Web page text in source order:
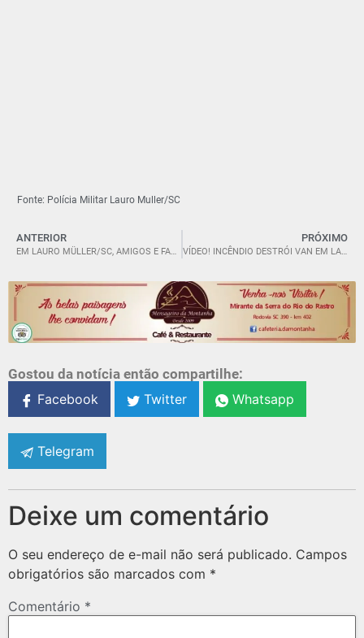
Fonte: Polícia Militar Lauro Muller/SC
ANTERIOR
EM LAURO MÜLLER/SC, AMIGOS E FAMILIARES SE DESPEDEM DE JOÃOZINHO DO ÔNIBUS.
PRÓXIMO
VÍDEO! INCÊNDIO DESTRÓI VAN EM LAURO MULLER, MAS NINGUÉM FICA FERIDO.
Gostou da notícia então compartilhe:
Facebook
Twitter Whatsapp
Telegram
Deixe um comentário
O seu endereço de e-mail não será publicado. Campos
obrigatórios são marcados com *
Comentário *